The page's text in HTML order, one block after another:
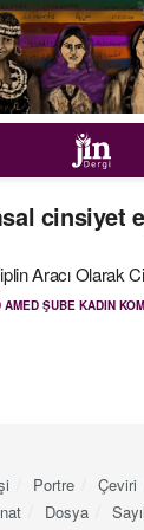
cinsiyet
Aracı Olarak
AMED ŞUBE KADIN
Portre Çeviri
Dosya